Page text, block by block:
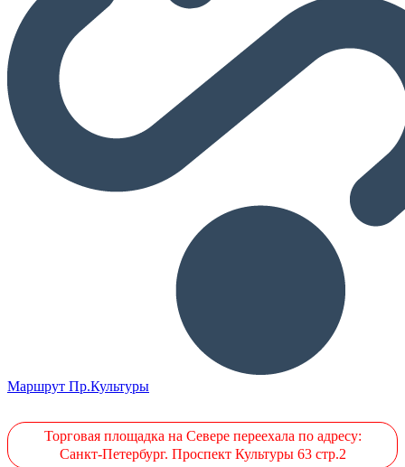
Маршрут Пр.Культуры
Торговая площадка на Севере переехала по адресу:
Санкт-Петербург. Проспект Культуры 63 стр.2